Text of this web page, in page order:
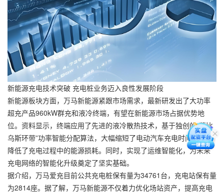
新能源充电技术突破 充电桩业务迈入良性发展阶段
新能源板块方面，万马新能源紧跟市场需求，最新研发出了大功率
超充产品960kW群充和液冷终端，有望在新能源市场占据优势地
位。资料显示，终端应用了先进的液冷散热技术，基于独创的“莫比
乌斯环带”功率智能分配算法，大幅缩短了电动汽车充电时间，有效
降低了充电过程中的能源损耗。同时，实现了运维智能化，为未来
充电网络的智能化升级奠定了坚实基础。
据介绍，万马爱充目前公共充电桩保有量为34761台，充电站保有量
为2814座。据了解，万马新能源不仅着力优化场站资产，提高充电